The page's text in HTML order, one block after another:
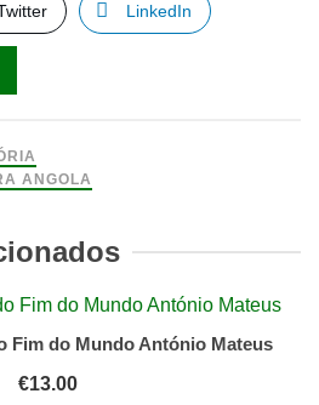
LinkedIn
ANGOLA
Fim do Mundo António Mateus
€13.00